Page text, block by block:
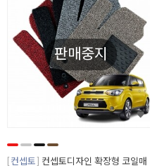
판매중지
컨셉토
컨셉토디자인 확장형 코일매